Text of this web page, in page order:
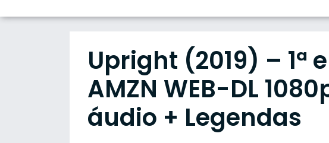
Upright (2019) – 1ª
AMZN WEB-DL
áudio + Legendas